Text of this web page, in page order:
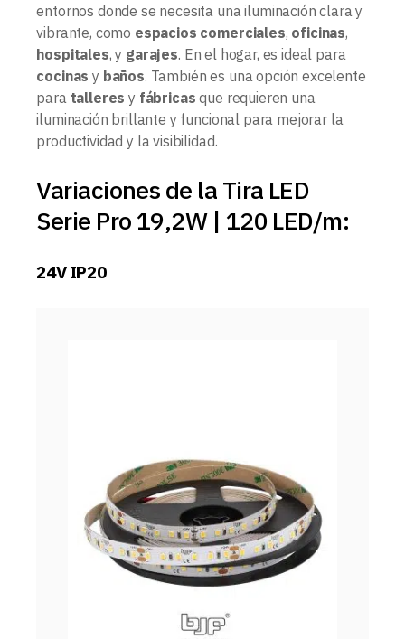
entornos donde se necesita una iluminación clara y
vibrante, como espacios comerciales, oficinas,
hospitales, y garajes. En el hogar, es ideal para
cocinas y baños. También es una opción excelente
para talleres y fábricas que requieren una
iluminación brillante y funcional para mejorar la
productividad y la visibilidad.
Variaciones de la Tira LED
Serie Pro 19,2W | 120 LED/m:
24V IP20